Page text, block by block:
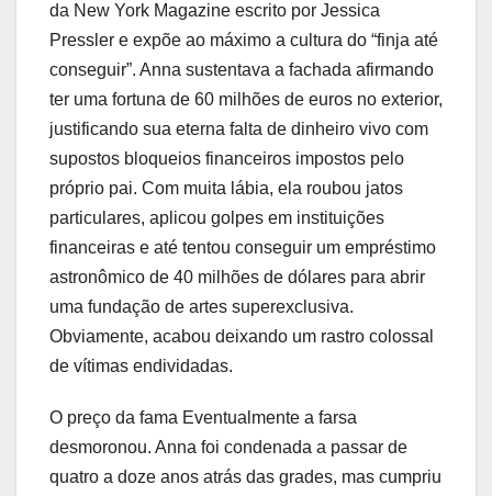
da New York Magazine escrito por Jessica
Pressler e expõe ao máximo a cultura do “finja até
conseguir”. Anna sustentava a fachada afirmando
ter uma fortuna de 60 milhões de euros no exterior,
justificando sua eterna falta de dinheiro vivo com
supostos bloqueios financeiros impostos pelo
próprio pai. Com muita lábia, ela roubou jatos
particulares, aplicou golpes em instituições
financeiras e até tentou conseguir um empréstimo
astronômico de 40 milhões de dólares para abrir
uma fundação de artes superexclusiva.
Obviamente, acabou deixando um rastro colossal
de vítimas endividadas.
O preço da fama Eventualmente a farsa
desmoronou. Anna foi condenada a passar de
quatro a doze anos atrás das grades, mas cumpriu